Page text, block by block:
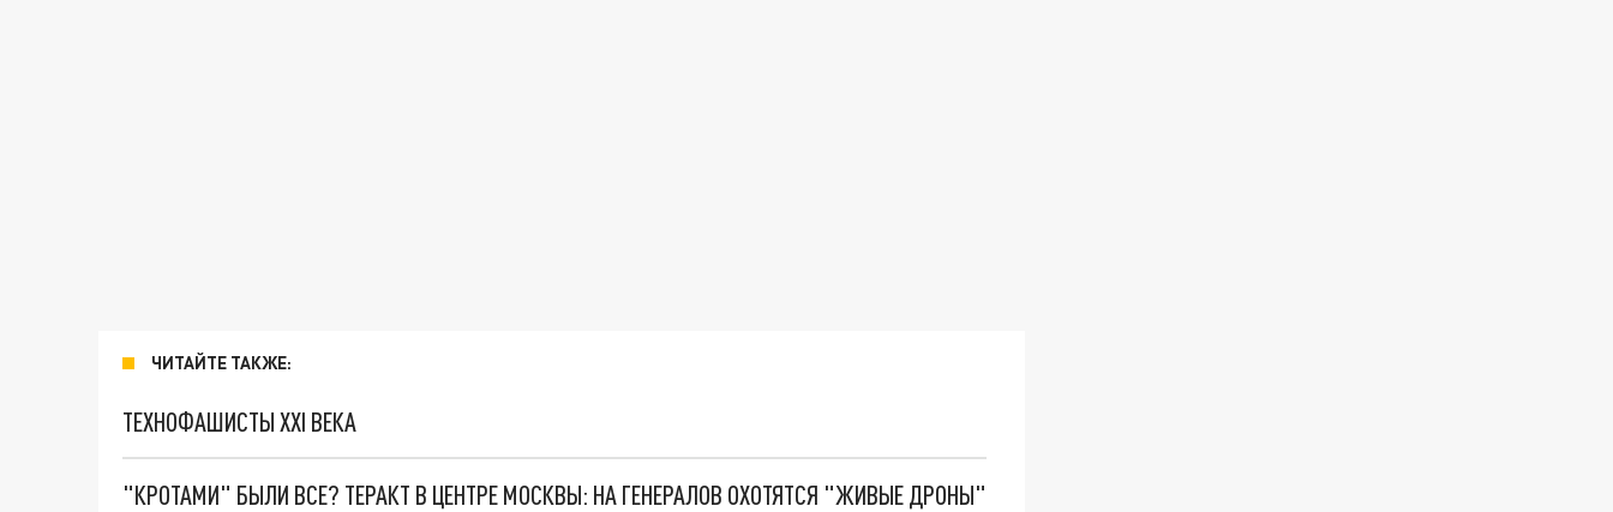
ЧИТАЙТЕ ТАКЖЕ:
ТЕХНОФАШИСТЫ XXI ВЕКА
"КРОТАМИ" БЫЛИ ВСЕ? ТЕРАКТ В ЦЕНТРЕ МОСКВЫ: НА ГЕНЕРАЛОВ ОХОТЯТСЯ "ЖИВЫЕ ДРОНЫ"